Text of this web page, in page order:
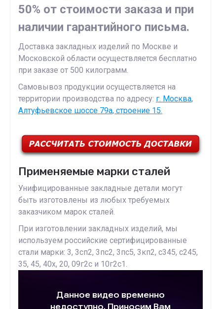
50% от стоимости заказа и при
наличии гарантийного письма.
Доставка закладных изделий по Москве и
Московской области осуществляется бесплатно
при заказе от 500 килограмм.
Самовывоз продукции осуществляется на
территории производства по адресу: г. Москва,
Алтуфьевское шоссе 79а, строение 15
Применяемые марки сталей
Унифицированные закладные детали могут
быть изготовлены из любых требуемых
заказчиком марок сталей.
При изготовлении закладных изделий, мы
используем российские сертифицированные
стали марки: 3, 3сп2, 3пс2, 3пс5, 3кп2, с345, с245,
35, 45, 40х, 20, 09г2с и 10г2с1.